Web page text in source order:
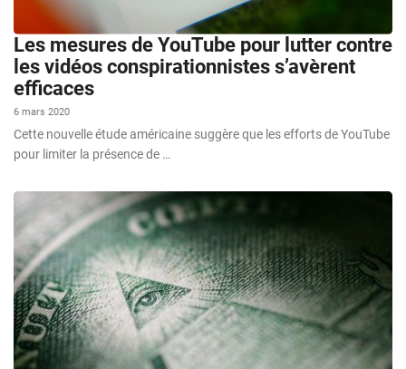
Les mesures de YouTube pour lutter contre
les vidéos conspirationnistes s’avèrent
efficaces
6 mars 2020
Cette nouvelle étude américaine suggère que les efforts de YouTube
pour limiter la présence de …